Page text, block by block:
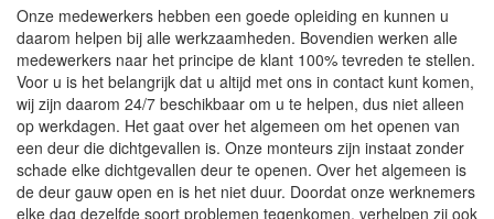
Onze medewerkers hebben een goede opleiding en kunnen u
daarom helpen bij alle werkzaamheden. Bovendien werken alle
medewerkers naar het principe de klant 100% tevreden te stellen.
Voor u is het belangrijk dat u altijd met ons in contact kunt komen,
wij zijn daarom 24/7 beschikbaar om u te helpen, dus niet alleen
op werkdagen. Het gaat over het algemeen om het openen van
een deur die dichtgevallen is. Onze monteurs zijn instaat zonder
schade elke dichtgevallen deur te openen. Over het algemeen is
de deur gauw open en is het niet duur. Doordat onze werknemers
elke dag dezelfde soort problemen tegenkomen, verhelpen zij ook